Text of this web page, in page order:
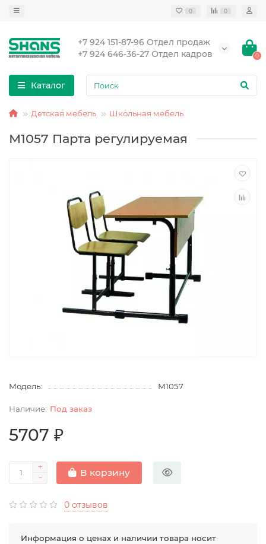
0 0
+7 924 151-87-96 Отдел продаж
+7 924 646-36-27 Отдел кадров
0
Каталог
Детская мебель Школьная мебель
М1057 Парта регулируемая
Модель: М1057
Под заказ
5707 ₽
В корзину
0 отзывов
Информация о ценах и наличии товара носит